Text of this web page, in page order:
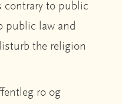
contrary to public
public law and
the religion
ro og